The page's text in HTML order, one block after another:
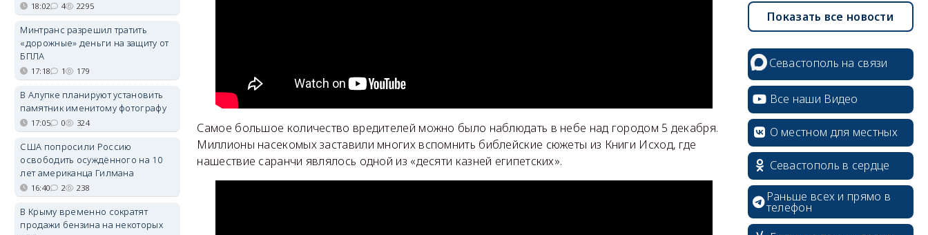
Самое большое количество вредителей можно было наблюдать в небе над городом 5 декабря.
Миллионы насекомых заставили многих вспомнить библейские сюжеты из Книги Исход, где
нашествие саранчи являлось одной из «десяти казней египетских».
18:02 4 2295
Минтранс разрешил тратить
«дорожные» деньги на защиту от
БПЛА
17:18 1 179
В Алупке планируют установить
памятник именитому фотографу
17:05 0 324
США попросили Россию
освободить осуждённого на 10
лет американца Гилмана
16:40 2 238
В Крыму временно сократят
продажи бензина на некоторых
Показать все новости
Севастополь на связи
Все наши Видео
О местном для местных
Севастополь в сердце
Раньше всех и прямо в
телефон